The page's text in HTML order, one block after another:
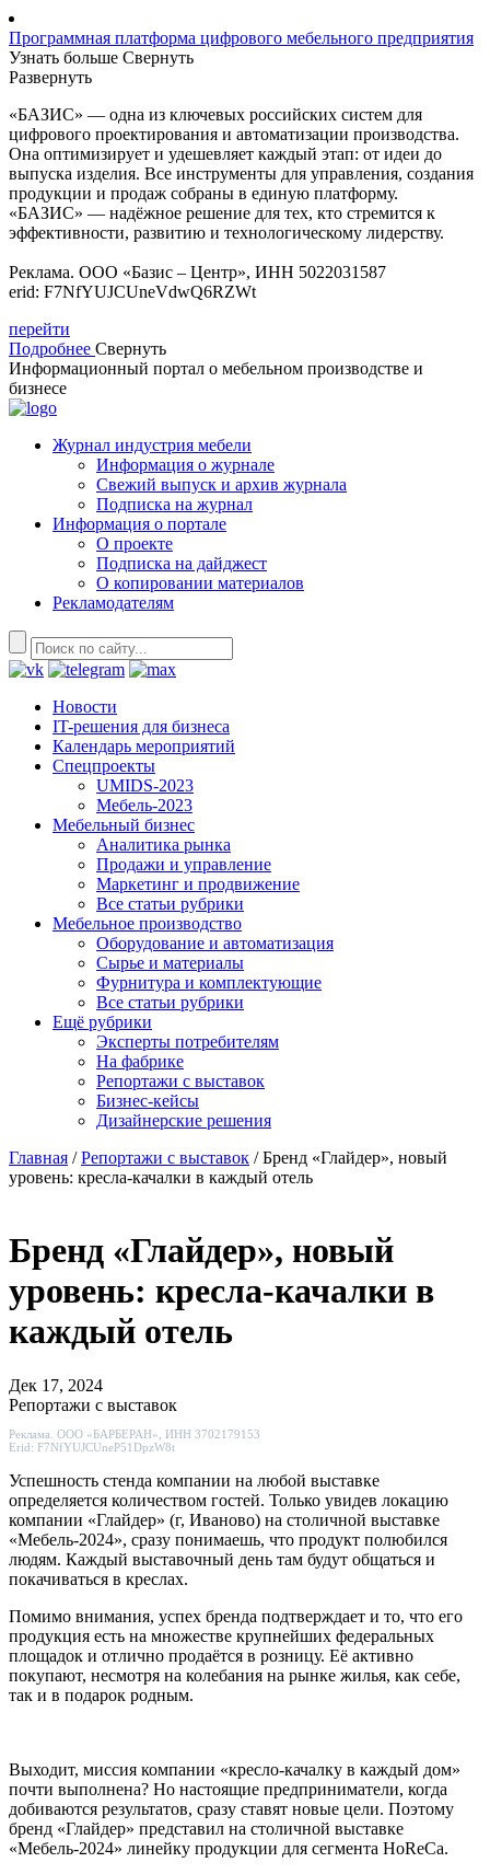
Программная платформа цифрового мебельного предприятия
Узнать больше Свернуть
Развернуть
«БАЗИС» — одна из ключевых российских систем для
цифрового проектирования и автоматизации производства.
Она оптимизирует и удешевляет каждый этап: от идеи до
выпуска изделия. Все инструменты для управления, создания
продукции и продаж собраны в единую платформу.
«БАЗИС» — надёжное решение для тех, кто стремится к
эффективности, развитию и технологическому лидерству.
Реклама. ООО «Базис – Центр», ИНН 5022031587
erid: F7NfYUJCUneVdwQ6RZWt
перейти
Подробнее Свернуть
Информационный портал о мебельном производстве и
бизнесе
Журнал индустрия мебели
Информация о журнале
Свежий выпуск и архив журнала
Подписка на журнал
Информация о портале
О проекте
Подписка на дайджест
О копировании материалов
Рекламодателям
Новости
IT-решения для бизнеса
Календарь мероприятий
Спецпроекты
UMIDS-2023
Мебель-2023
Мебельный бизнес
Аналитика рынка
Продажи и управление
Маркетинг и продвижение
Все статьи рубрики
Мебельное производство
Оборудование и автоматизация
Сырье и материалы
Фурнитура и комплектующие
Все статьи рубрики
Ещё рубрики
Эксперты потребителям
На фабрике
Репортажи с выставок
Бизнес-кейсы
Дизайнерские решения
Главная /Репортажи с выставок /Бренд «Глайдер», новый
уровень: кресла-качалки в каждый отель
Бренд «Глайдер», новый
уровень: кресла-качалки в
каждый отель
Дек 17, 2024
Репортажи с выставок
Реклама. ООО «БАРБЕРАН», ИНН 3702179153
Erid: F7NfYUJCUneP51DpzW8t
Успешность стенда компании на любой выставке
определяется количеством гостей. Только увидев локацию
компании «Глайдер» (г, Иваново) на столичной выставке
«Мебель-2024», сразу понимаешь, что продукт полюбился
людям. Каждый выставочный день там будут общаться и
покачиваться в креслах.
Помимо внимания, успех бренда подтверждает и то, что его
продукция есть на множестве крупнейших федеральных
площадок и отлично продаётся в розницу. Её активно
покупают, несмотря на колебания на рынке жилья, как себе,
так и в подарок родным.
Выходит, миссия компании «кресло-качалку в каждый дом»
почти выполнена? Но настоящие предприниматели, когда
добиваются результатов, сразу ставят новые цели. Поэтому
бренд «Глайдер» представил на столичной выставке
«Мебель-2024» линейку продукции для сегмента HoReCa.